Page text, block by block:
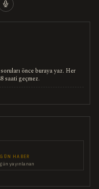
önce buraya yaz. Her
saati geçmez.
HABER
yayınlanan